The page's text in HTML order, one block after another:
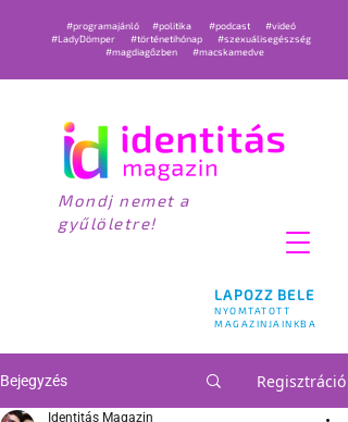
LAPOZZ BELE
NYOMTATOTT
MAGAZINJAINKBA
#programajánló #politika #podcast
#videó
#LadyDömper
#történetihónap
#szexuálisegészség
#magdiagőzben
#macskamedve
Mondj nemet a
gyűlöletre!
Bejegyzés Regisztráció
Identitás Magazin